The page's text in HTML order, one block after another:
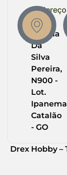
R.
Helena
Da
Silva
Pereira,
N900 -
Lot.
Catalão
- GO
Drex Hobby –